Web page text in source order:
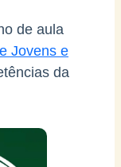
de aula
Jovens e
da